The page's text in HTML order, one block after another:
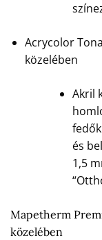
Acrycolor
közelében
Akril
és
1,5
Mapetherm
közelében